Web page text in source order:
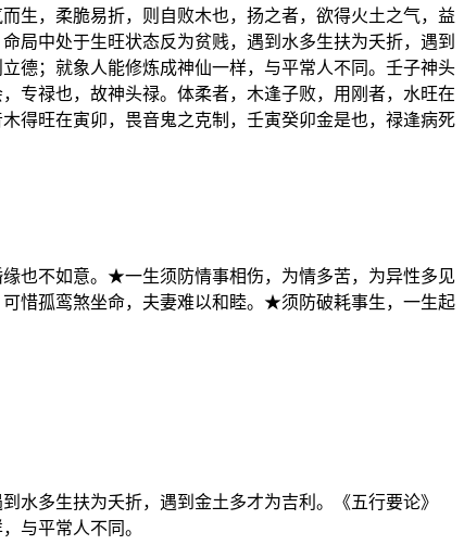
生，柔脆易折，则自败木也，扬之者，欲得火土之气，益
局中处于生旺状态反为贫贱，遇到水多生扶为夭折，遇到
德；就象人能修炼成神仙一样，与平常人不同。壬子神头
专禄也，故神头禄。体柔者，木逢子败，用刚者，水旺在
得旺在寅卯，畏音鬼之克制，壬寅癸卯金是也，禄逢病死
也不如意。★一生须防情事相伤，为情多苦，为异性多见
惜孤鸾煞坐命，夫妻难以和睦。★须防破耗事生，一生起
水多生扶为夭折，遇到金土多才为吉利。《五行要论》
与平常人不同。